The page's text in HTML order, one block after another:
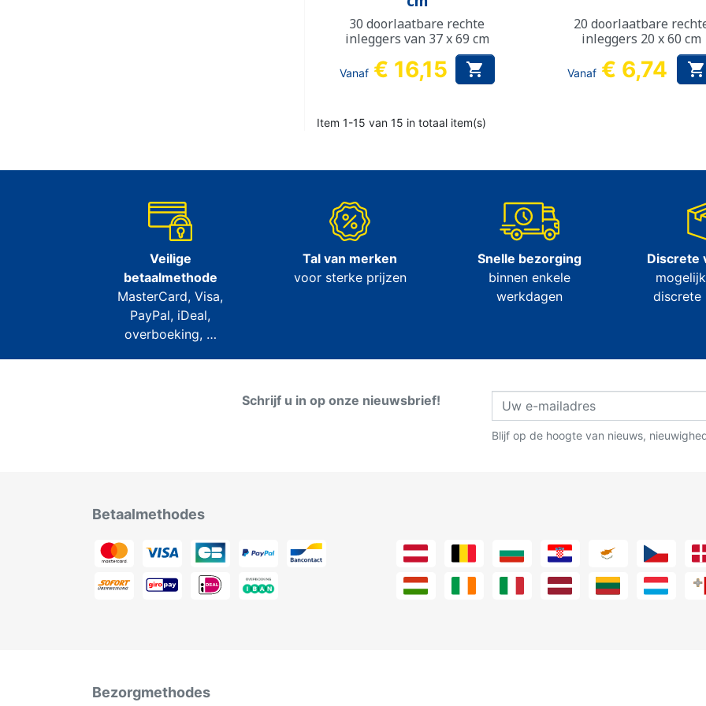
30 doorlaatbare rechte
inleggers van 37 x 69 cm
Vanaf € 16,15 
20 doorlaatbare
inleggers 20 x 60 cm
Vanaf € 6,74 
Item 1-15 van 15 in totaal item(s)
Veilige
betaalmethode
MasterCard, Visa,
PayPal, iDeal,
overboeking, …
Tal van merken
voor sterke prijzen
Snelle bezorging
binnen enkele
werkdagen
Discrete
discrete
Schrijf u in op onze nieuwsbrief!
Blijf op de hoogte van nieuws,
Betaalmethodes
Bezorgmethodes